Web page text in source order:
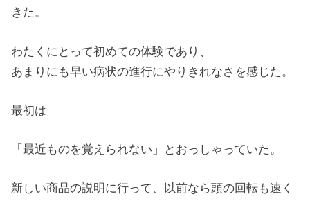
きた。
わたくにとって初めての体験であり、
あまりにも早い病状の進行にやりきれなさを感じた。
最初は
「最近ものを覚えられない」とおっしゃっていた。
新しい商品の説明に行って、以前なら頭の回転も速く